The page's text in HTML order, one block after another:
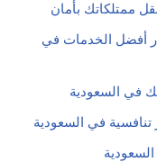
ممتلكاتك بأمان
أفضل الخدمات في
في السعودية
في السعودية